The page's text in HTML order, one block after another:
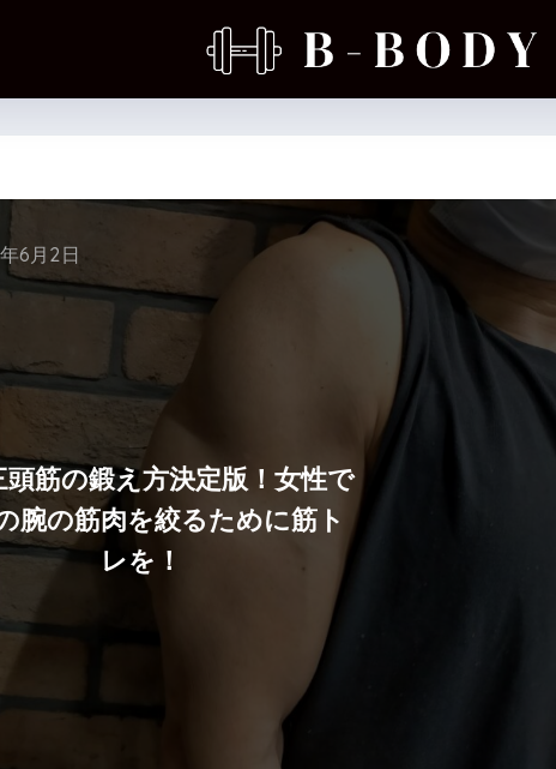
頭筋の鍛え方決定版！女性で
腕の筋肉を絞るために筋ト
レを！
6月2日